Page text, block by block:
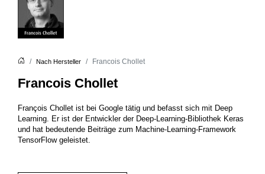
Nach Hersteller Francois Chollet
Francois Chollet
François Chollet ist bei Google tätig und befasst sich mit Deep
Learning. Er ist der Entwickler der Deep-Learning-Bibliothek Keras
und hat bedeutende Beiträge zum Machine-Learning-Framework
TensorFlow geleistet.